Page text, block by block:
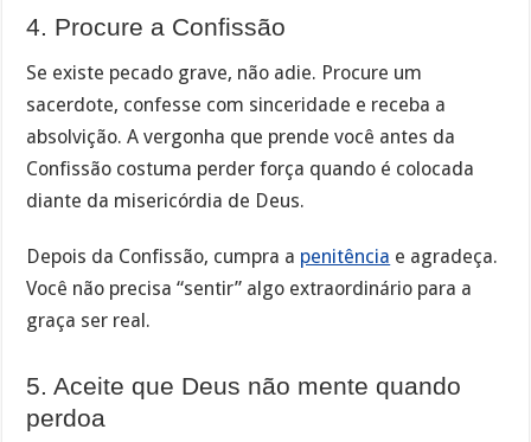
4. Procure a Confissão
Se existe pecado grave, não adie. Procure um
sacerdote, confesse com sinceridade e receba a
absolvição. A vergonha que prende você antes da
Confissão costuma perder força quando é colocada
diante da misericórdia de Deus.
Depois da Confissão, cumpra a penitência e agradeça.
Você não precisa “sentir” algo extraordinário para a
graça ser real.
5. Aceite que Deus não mente quando
perdoa